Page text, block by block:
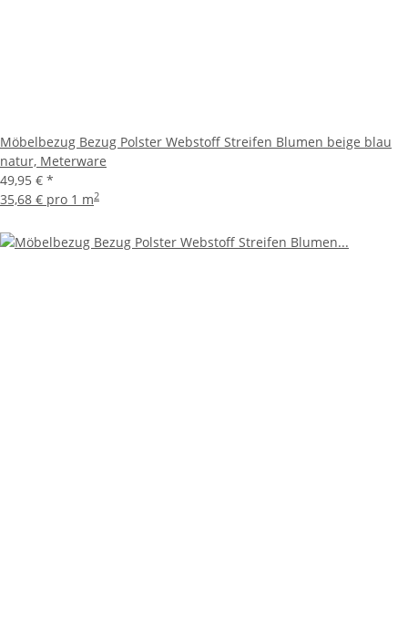
Möbelbezug Bezug Polster Webstoff Streifen Blumen beige blau
natur, Meterware
49,95 € *
35,68 € pro 1 m2